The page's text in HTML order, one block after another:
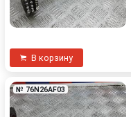
В корзину
№ 76N26AF03